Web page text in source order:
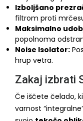
Izboljšano
filtrom proti
Maksimalno
popolnoma
Noise Isolator:
hrup vetra.
Zakaj izbrati
Če iščete čelado,
varnost